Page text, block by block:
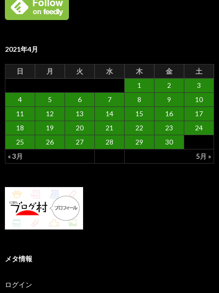
2021年4月
日 月 火 水 木 金 土
« 3月 5月 »
1 2
3
4
5 6 7 8 9
10
11
12 13 14 15 16
17
18
19 20 21 22 23
24
25
26 27 28 29 30
メタ情報
ログイン